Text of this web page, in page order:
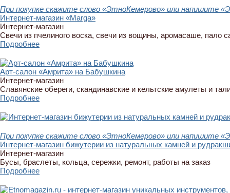
При покупке скажите слово «ЭтноКемерово» или напишите
Интернет-магазин «Marga»
Интернет-магазин
Свечи из пчелиного воска, свечи из вощины, аромасаше, пало
Подробнее
Арт-салон «Амрита» на Бабушкина
Интернет-магазин
Славянские обереги, скандинавские и кельтские амулеты и
Подробнее
При покупке скажите слово «ЭтноКемерово» или напишите
Интернет-магазин бижутерии из натуральных камней и
Интернет-магазин
Бусы, браслеты, кольца, сережки, ремонт, работы на заказ
Подробнее